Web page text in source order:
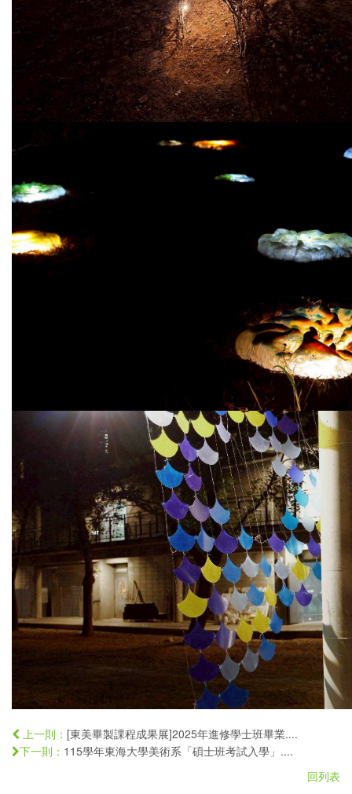
上一則： [東美畢製課程成果展]2025年進修學士班畢業....
下一則： 115學年東海大學美術系「碩士班考試入學」....
回列表